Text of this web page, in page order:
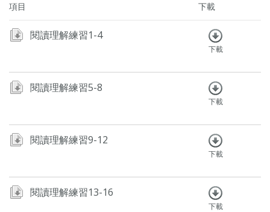
項目 下載
閱讀理解練習1-4
下載
閱讀理解練習5-8
下載
閱讀理解練習9-12
下載
閱讀理解練習13-16
下載